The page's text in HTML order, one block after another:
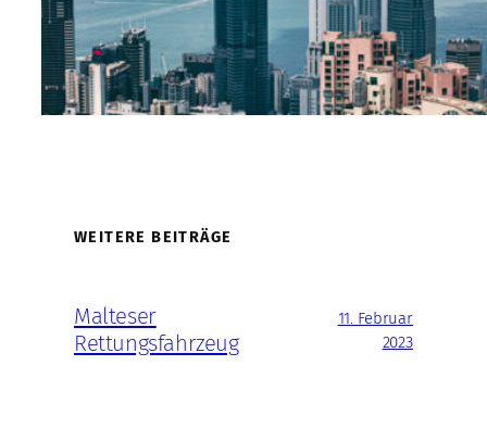
WEITERE BEITRÄGE
Malteser
Rettungsfahrzeug
11. Februar
2023